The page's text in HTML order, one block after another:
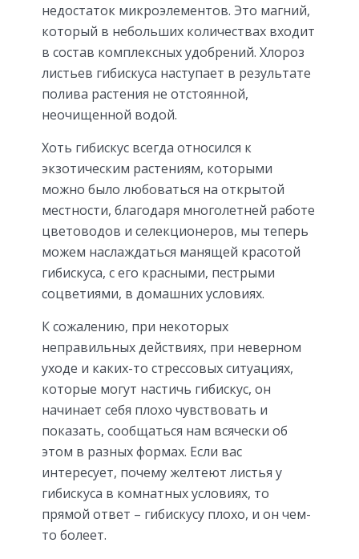
недостаток микроэлементов. Это магний,
который в небольших количествах входит
в состав комплексных удобрений. Хлороз
листьев гибискуса наступает в результате
полива растения не отстоянной,
неочищенной водой.
Хоть гибискус всегда относился к
экзотическим растениям, которыми
можно было любоваться на открытой
местности, благодаря многолетней работе
цветоводов и селекционеров, мы теперь
можем наслаждаться манящей красотой
гибискуса, с его красными, пестрыми
соцветиями, в домашних условиях.
К сожалению, при некоторых
неправильных действиях, при неверном
уходе и каких-то стрессовых ситуациях,
которые могут настичь гибискус, он
начинает себя плохо чувствовать и
показать, сообщаться нам всячески об
этом в разных формах. Если вас
интересует, почему желтеют листья у
гибискуса в комнатных условиях, то
прямой ответ – гибискусу плохо, и он чем-
то болеет.